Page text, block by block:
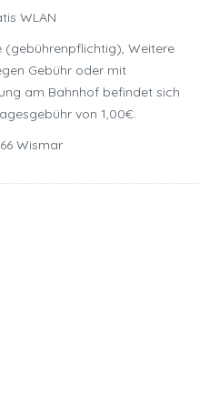
WLAN
(gebührenpflichtig), Weitere
Gebühr oder mit
am Bahnhof befindet sich
von 1,00€.
Wismar